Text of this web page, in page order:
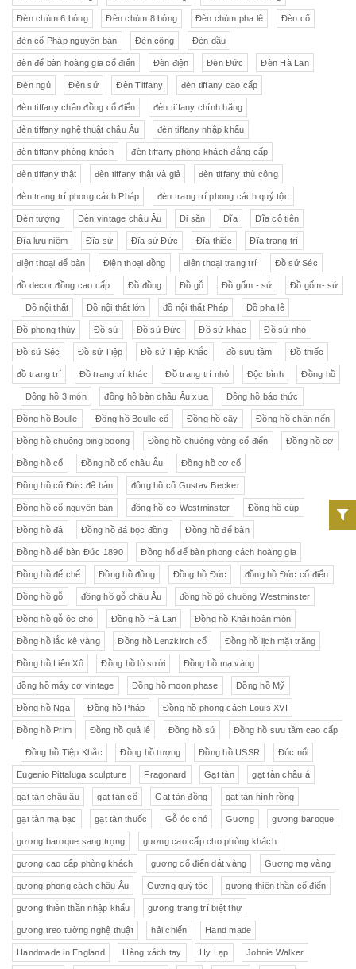
Đèn chùm 6 bóng Đèn chùm 8 bóng Đèn chùm pha lê Đèn cổ
đèn cổ Pháp nguyên bản Đèn công Đèn dầu
đèn để bàn hoàng gia cổ điển Đèn điện Đèn Đức Đèn Hà Lan
Đèn ngủ Đèn sứ Đèn Tiffany đèn tiffany cao cấp
đèn tiffany chân đồng cổ điển đèn tiffany chính hãng
đèn tiffany nghệ thuật châu Âu đèn tiffany nhập khẩu
đèn tiffany phòng khách đèn tiffany phòng khách đẳng cấp
đèn tiffany thật đèn tiffany thật và giả đèn tiffany thủ công
đèn trang trí phong cách Pháp đèn trang trí phong cách quý tộc
Đèn tượng Đèn vintage châu Âu Đi săn Đĩa Đĩa cô tiên
Đĩa lưu niệm Đĩa sứ Đĩa sứ Đức Đĩa thiếc Đĩa trang trí
điện thoại để bàn Điện thoại đồng điên thoại trang trí Đồ sứ Séc
đồ decor đồng cao cấp Đồ đồng Đồ gỗ Đồ gốm - sứ Đồ gốm- sứ
Đồ nội thất Đồ nội thất lớn đồ nội thất Pháp Đồ pha lê
Đồ phong thủy Đồ sứ Đồ sứ Đức Đồ sứ khác Đồ sứ nhỏ
Đồ sứ Séc Đồ sứ Tiệp Đồ sứ Tiệp Khắc đồ sưu tầm Đồ thiếc
đồ trang trí Đồ trang trí khác Đồ trang trí nhỏ Độc bình Đồng hồ
Đồng hồ 3 món đồng hồ bàn châu Âu xưa Đồng hồ báo thức
Đồng hồ Boulle Đồng hồ Boulle cổ Đồng hồ cây Đồng hồ chân nến
Đồng hồ chuông bing boong Đồng hồ chuông vòng cổ điển Đồng hồ cơ
Đồng hồ cổ Đồng hồ cổ châu Âu Đồng hồ cơ cổ
Đồng hồ cổ Đức để bàn đồng hồ cổ Gustav Becker
Đồng hồ cổ nguyên bản đồng hồ cơ Westminster Đồng hồ cúp
Đồng hồ đá Đồng hồ đá bọc đồng Đồng hồ để bàn
Đồng hồ để bàn Đức 1890 Đồng hổ để bàn phong cách hoàng gia
Đồng hồ đế chế Đồng hồ đồng Đồng hồ Đức đồng hồ Đức cổ điển
Đồng hồ gỗ đồng hồ gỗ châu Âu đồng hồ gõ chuông Westminster
Đồng hồ gỗ óc chó Đồng hồ Hà Lan Đồng hồ Khải hoàn môn
Đồng hồ lắc kê vàng Đồng hồ Lenzkirch cổ Đồng hồ lịch mặt trăng
Đồng hồ Liên Xô Đồng hồ lò sưởi Đồng hồ mạ vàng
đồng hồ máy cơ vintage Đồng hồ moon phase Đồng hồ Mỹ
Đồng hồ Nga Đồng hồ Pháp Đồng hồ phong cách Louis XVI
Đồng hồ Prim Đồng hồ quả lê Đồng hồ sứ Đồng hồ sưu tầm cao cấp
Đồng hồ Tiệp Khắc Đồng hồ tượng Đồng hồ USSR Đúc nổi
Eugenio Pittaluga sculpture Fragonard Gạt tàn gạt tàn châu á
gạt tàn châu âu gạt tàn cổ Gạt tàn đồng gạt tàn hình rồng
gạt tàn mạ bạc gạt tàn thuốc Gỗ óc chó Gương gương baroque
gương baroque sang trọng gương cao cấp cho phòng khách
gương cao cấp phòng khách gương cổ điển dát vàng Gương mạ vàng
gương phong cách châu Âu Gương quý tộc gương thiên thần cổ điển
gương thiên thần nhập khẩu gương trang trí biệt thự
gương treo tường nghệ thuật hải chiến Hand made
Handmade in England Hàng xách tay Hy Lạp Johnie Walker